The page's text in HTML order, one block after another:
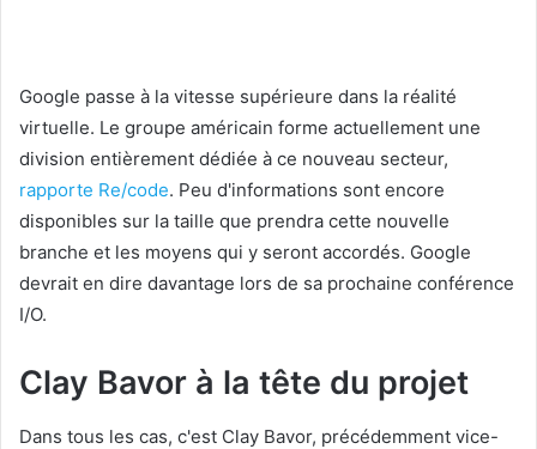
Google passe à la vitesse supérieure dans la réalité
virtuelle. Le groupe américain forme actuellement une
division entièrement dédiée à ce nouveau secteur,
rapporte Re/code. Peu d'informations sont encore
disponibles sur la taille que prendra cette nouvelle
branche et les moyens qui y seront accordés. Google
devrait en dire davantage lors de sa prochaine conférence
I/O.
Clay Bavor à la tête du projet
Dans tous les cas, c'est Clay Bavor, précédemment vice-